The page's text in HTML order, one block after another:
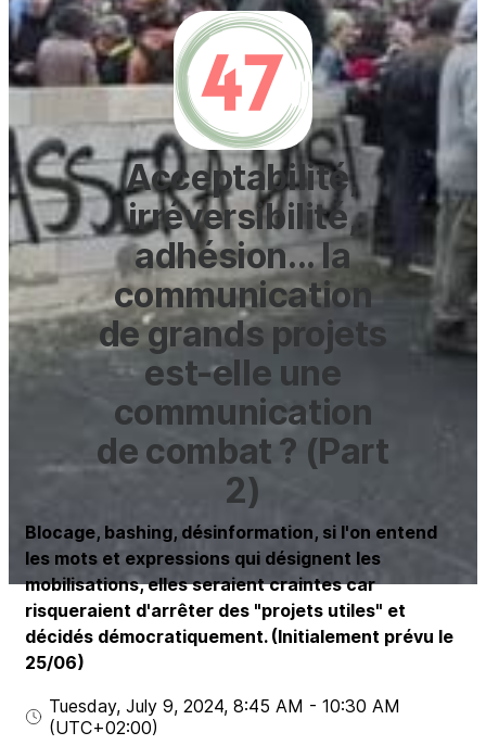
Acceptabilité,
irréversibilité,
adhésion... la
communication
de grands projets
est-elle une
communication
de combat ? (Part
2)
Blocage, bashing, désinformation, si l'on entend
les mots et expressions qui désignent les
mobilisations, elles seraient craintes car
risqueraient d'arrêter des "projets utiles" et
décidés démocratiquement. (Initialement prévu le
25/06)
Tuesday, July 9, 2024, 8:45 AM - 10:30 AM
(UTC+02:00)